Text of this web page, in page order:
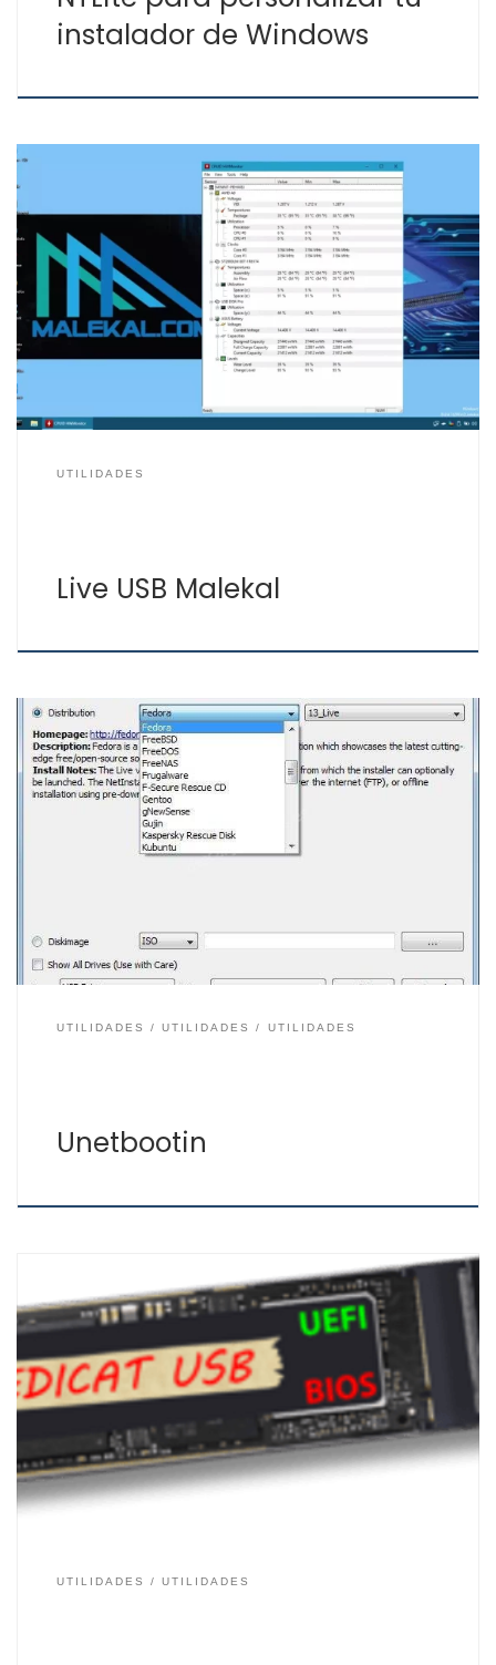
instalador de Windows
Esta herramienta para usar por medio de un USB está
basada en Windows 11, cuenta con aplicaciones para la
reparar Windows, recuperar datos borrados, realizar
copias y realizar auditorías de seguridad. Es una
alternativa a Hirens Boot y a Medicat. Es una gran
herramienta para usar en situaciones como una […]
UTILIDADES
Live USB Malekal
Unetbootin es una de las herramientas más usadas
para la creación de unidades USB autoarrancables para
la instalación de distribuciones Linux y USB Live de
herramientas como Parted Magic, SystemRescueCD,
Kaspersky Rescue Disk… Unetbootin facilita la creación
UTILIDADES UTILIDADES UTILIDADES
Unetbootin
Existen varias herramientas que podemos usar por USB
para el diagnóstico y recuperación de datos. Una de
ellas es Hiren’s Boot y la que os detallamos a
continuación es Medicat USB. Basado en un Windows PE
(Preinstallation Environment) y arrancable desde una
unidad USB, incluye una gran variedad de aplicaciones
[…]
UTILIDADES UTILIDADES